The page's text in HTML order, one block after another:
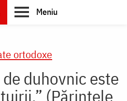
Meniu
ortodoxe
duhovnic este
(Părintele